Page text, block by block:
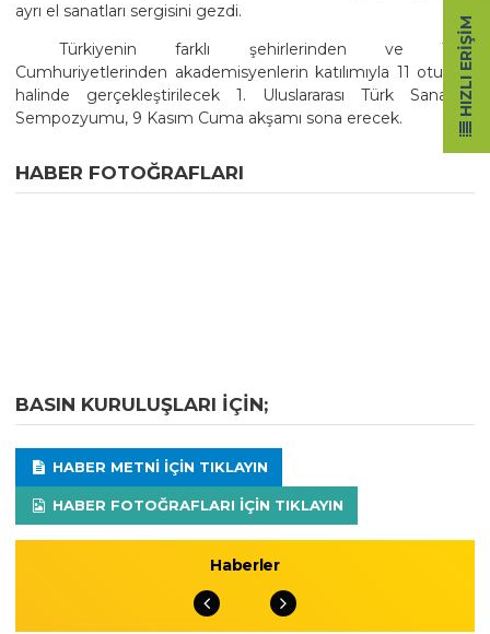
ayrı el sanatları sergisini gezdi.
Türkiyenin farklı şehirlerinden ve Türk
Cumhuriyetlerinden akademisyenlerin katılımıyla 11 oturum
halinde gerçekleştirilecek 1. Uluslararası Türk Sanatları
Sempozyumu, 9 Kasım Cuma akşamı sona erecek.
HABER FOTOĞRAFLARI
BASIN KURULUŞLARI IÇIN;
HABER METNI IÇIN TIKLAYIN
HABER FOTOĞRAFLARI IÇIN TIKLAYIN
Haberler
HIZLI ERIŞIM